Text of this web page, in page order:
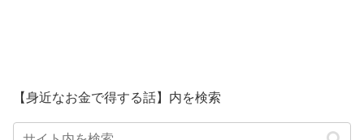
【身近なお金で得する話】内を検索